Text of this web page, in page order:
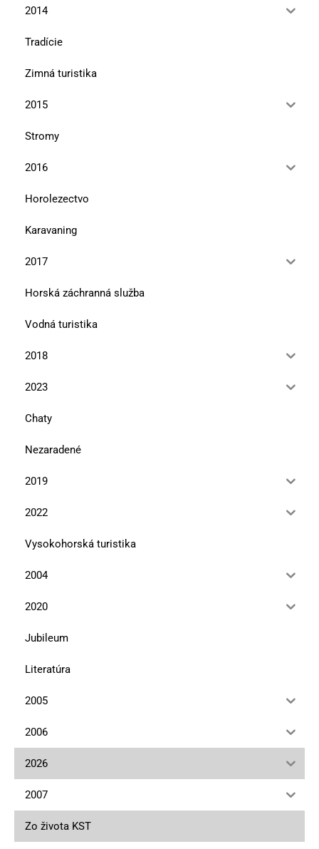
2014
Tradície
Zimná turistika
2015
Stromy
2016
Horolezectvo
Karavaning
2017
Horská záchranná služba
Vodná turistika
2018
2023
Chaty
Nezaradené
2019
2022
Vysokohorská turistika
2004
2020
Jubileum
Literatúra
2005
2006
2026
2007
Zo života KST